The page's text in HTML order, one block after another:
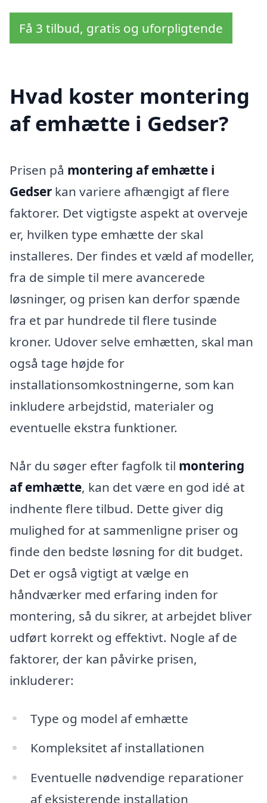
Få 3 tilbud, gratis og uforpligtende
Hvad koster montering
af emhætte i Gedser?
Prisen på montering af emhætte i
Gedser kan variere afhængigt af flere
faktorer. Det vigtigste aspekt at overveje
er, hvilken type emhætte der skal
installeres. Der findes et væld af modeller,
fra de simple til mere avancerede
løsninger, og prisen kan derfor spænde
fra et par hundrede til flere tusinde
kroner. Udover selve emhætten, skal man
også tage højde for
installationsomkostningerne, som kan
inkludere arbejdstid, materialer og
eventuelle ekstra funktioner.
Når du søger efter fagfolk til montering
af emhætte, kan det være en god idé at
indhente flere tilbud. Dette giver dig
mulighed for at sammenligne priser og
finde den bedste løsning for dit budget.
Det er også vigtigt at vælge en
håndværker med erfaring inden for
montering, så du sikrer, at arbejdet bliver
udført korrekt og effektivt. Nogle af de
faktorer, der kan påvirke prisen,
inkluderer:
Type og model af emhætte
Kompleksitet af installationen
Eventuelle nødvendige reparationer
af eksisterende installation